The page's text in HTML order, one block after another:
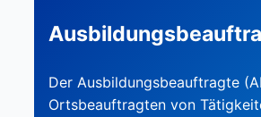
Der Ausbildungsbeauftragte
Ortsbeauftragten von